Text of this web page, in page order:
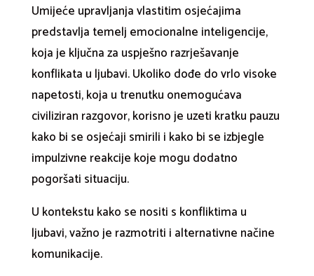
Umijeće upravljanja vlastitim osjećajima
predstavlja temelj emocionalne inteligencije,
koja je ključna za uspješno razrješavanje
konflikata u ljubavi. Ukoliko dođe do vrlo visoke
napetosti, koja u trenutku onemogućava
civiliziran razgovor, korisno je uzeti kratku pauzu
kako bi se osjećaji smirili i kako bi se izbjegle
impulzivne reakcije koje mogu dodatno
pogoršati situaciju.
U kontekstu kako se nositi s konfliktima u
ljubavi, važno je razmotriti i alternativne načine
komunikacije.